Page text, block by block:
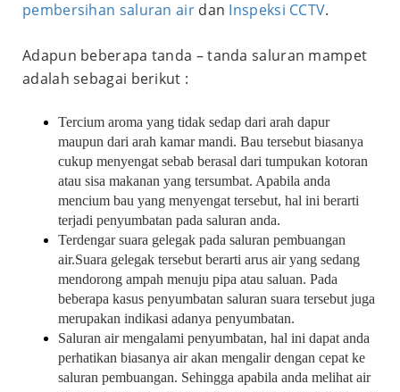
pembersihan saluran airdan Inspeksi CCTV.
Adapun beberapa tanda – tanda saluran mampet
adalah sebagai berikut :
Tercium aroma yang tidak sedap dari arah dapur
maupun dari arah kamar mandi. Bau tersebut biasanya
cukup menyengat sebab berasal dari tumpukan kotoran
atau sisa makanan yang tersumbat. Apabila anda
mencium bau yang menyengat tersebut, hal ini berarti
terjadi penyumbatan pada saluran anda.
Terdengar suara gelegak pada saluran pembuangan
air.Suara gelegak tersebut berarti arus air yang sedang
mendorong ampah menuju pipa atau saluan. Pada
beberapa kasus penyumbatan saluran suara tersebut juga
merupakan indikasi adanya penyumbatan.
Saluran air mengalami penyumbatan, hal ini dapat anda
perhatikan biasanya air akan mengalir dengan cepat ke
saluran pembuangan. Sehingga apabila anda melihat air